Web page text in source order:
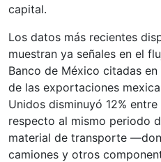
capital.
Los datos más recientes
muestran ya señales en el
Banco de México citadas
de las exportaciones
Unidos disminuyó 12%
respecto al mismo periodo
material de transporte
camiones y otros